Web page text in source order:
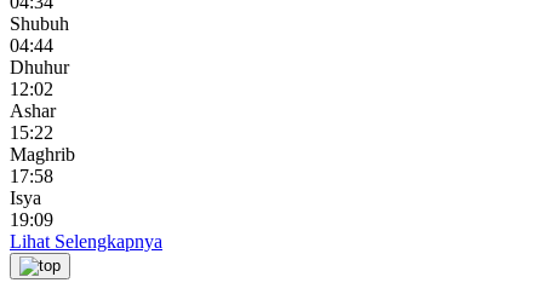
Shubuh
04:44
Dhuhur
12:02
Ashar
15:22
Maghrib
17:58
Isya
19:09
Lihat Selengkapnya